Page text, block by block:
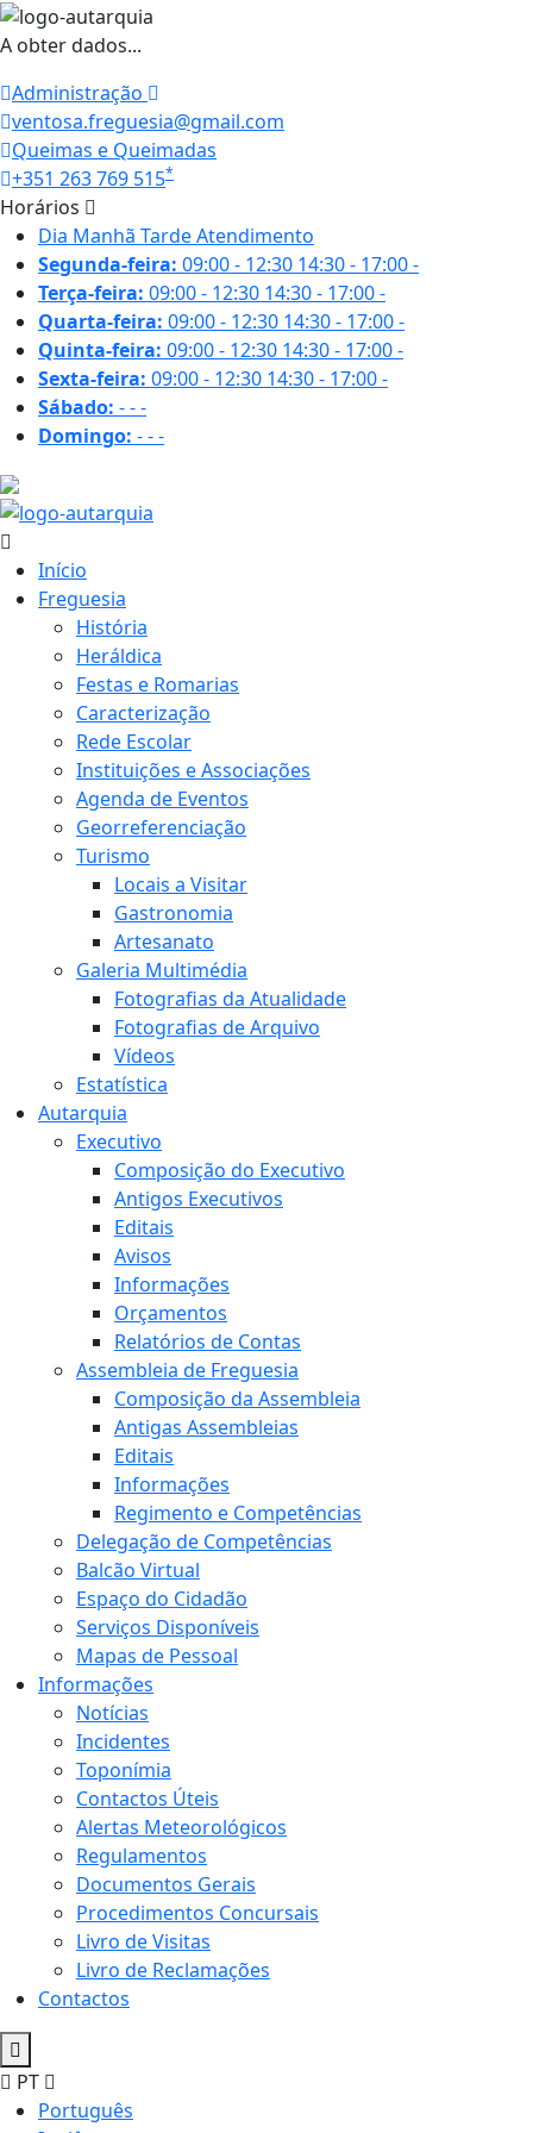
A obter dados...
Administração
ventosa.freguesia@gmail.com
Queimas e Queimadas
+351 263 769 515*
Horários
Dia Manhã TardeAtendimento
Segunda-feira: 09:00 - 12:30 14:30 - 17:00-
Terça-feira: 09:00 - 12:30 14:30 - 17:00-
Quarta-feira: 09:00 - 12:30 14:30 - 17:00-
Quinta-feira: 09:00 - 12:30 14:30 - 17:00-
Sexta-feira: 09:00 - 12:30 14:30 - 17:00-
Sábado: ---
Domingo: ---
Início
Freguesia
História
Heráldica
Festas e Romarias
Caracterização
Rede Escolar
Instituições e Associações
Agenda de Eventos
Georreferenciação
Turismo
Locais a Visitar
Gastronomia
Artesanato
Galeria Multimédia
Fotografias da Atualidade
Fotografias de Arquivo
Vídeos
Estatística
Autarquia
Executivo
Composição do Executivo
Antigos Executivos
Editais
Avisos
Informações
Orçamentos
Relatórios de Contas
Assembleia de Freguesia
Composição da Assembleia
Antigas Assembleias
Editais
Informações
Regimento e Competências
Delegação de Competências
Balcão Virtual
Espaço do Cidadão
Serviços Disponíveis
Mapas de Pessoal
Informações
Notícias
Incidentes
Toponímia
Contactos Úteis
Alertas Meteorológicos
Regulamentos
Documentos Gerais
Procedimentos Concursais
Livro de Visitas
Livro de Reclamações
Contactos
PT
Português